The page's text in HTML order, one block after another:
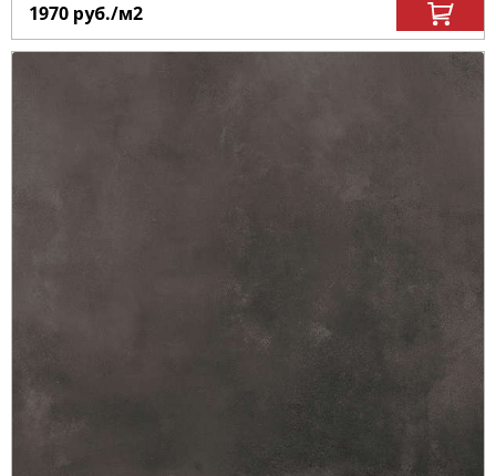
1970 руб./м2